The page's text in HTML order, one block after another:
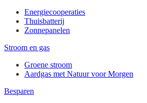
Energiecooperaties
Thuisbatterij
Zonnepanelen
Stroom en gas
Groene stroom
Aardgas met Natuur voor Morgen
Besparen